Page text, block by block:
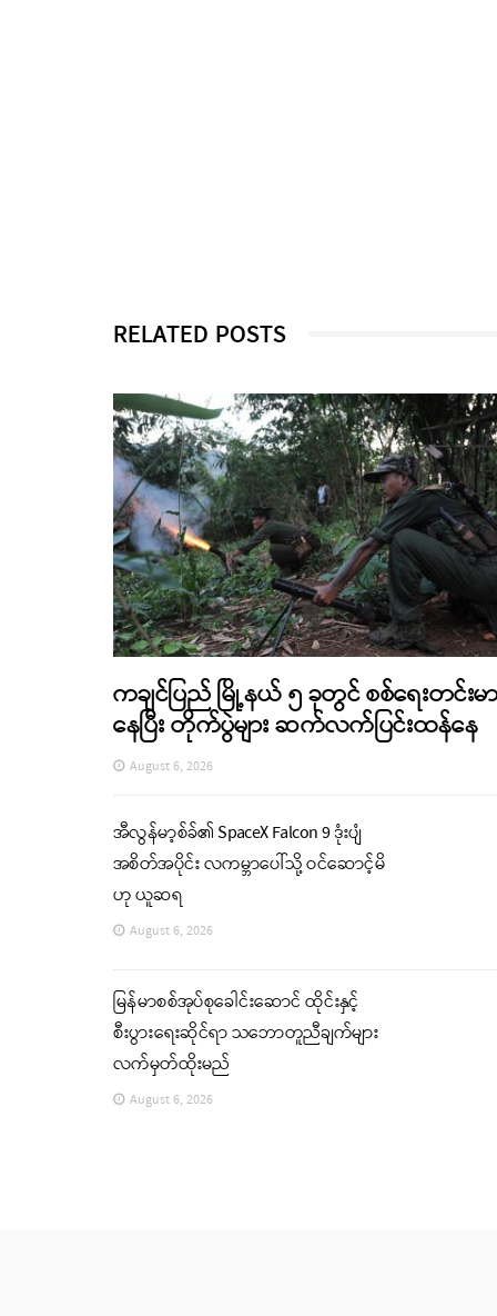
RELATED POSTS
ကချင်ပြည် မြို့နယ် ၅ ခုတွင် စစ်ရေးတင်းမ
နေပြီး တိုက်ပွဲများ ဆက်လက်ပြင်းထန်နေ
August 6, 2026
အီလွန်မာ့စ်ခ်၏ SpaceX Falcon 9 ဒုံးပျံ
အစိတ်အပိုင်း လကမ္ဘာပေါ်သို့ ဝင်ဆောင့်မိ
ဟု ယူဆရ
August 6, 2026
မြန်မာစစ်အုပ်စုခေါင်းဆောင် ထိုင်းနှင့်
စီးပွားရေးဆိုင်ရာ သဘောတူညီချက်များ
လက်မှတ်ထိုးမည်
August 6, 2026